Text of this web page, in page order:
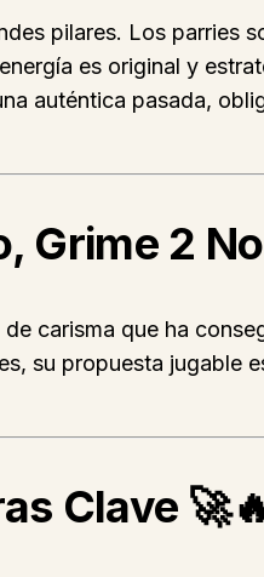
pilares. Los parries
es original y
auténtica pasada,
Grime 2
carisma que ha
su propuesta jugable
Clave